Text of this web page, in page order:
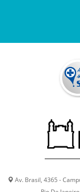
Av. Brasil, 4365 -